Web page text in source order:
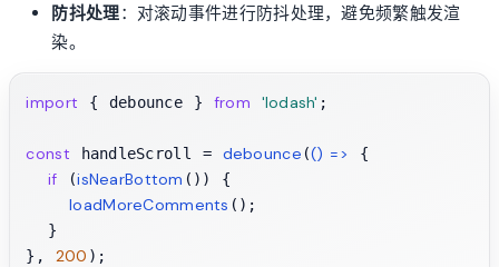
防抖处理：对滚动事件进行防抖处理，避免频繁触发渲
染。
import { debounce } from 'lodash' ;
const handleScroll = debounce (() => {
if (isNearBottom ()) {
loadMoreComments ();
  }
}, 200